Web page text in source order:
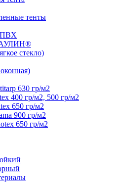
тенты
ПВХ
стекло)
630 гр/м2
400 гр/м2, 500 гр/м2
650 гр/м2
900 гр/м2
650 гр/м2